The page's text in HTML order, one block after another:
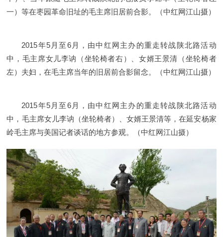
一）等在枣园革命旧址的毛主席旧居前合影。（中红网江山摄）
2015年5月至6月，由中红网主办的重走转战陕北路活动
中，毛主席女儿李讷（坐轮椅者右）、女婿王景清（坐轮椅者
左）夫妇，在毛主席当年的旧居前合影留念。（中红网江山摄）
2015年5月至6月，由中红网主办的重走转战陕北路活动
中，毛主席女儿李讷（坐轮椅者）、女婿王景清等，在延安杨家
岭毛主席与美国记者谈话的地方参观。（中红网江山摄）